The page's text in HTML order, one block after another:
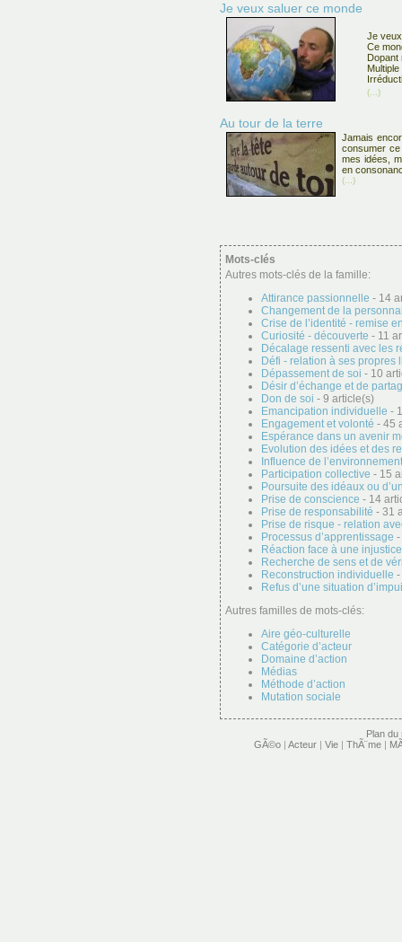
Je veux saluer ce monde
Je
Ce
Dopant
Multiple
(...)
Au tour de la terre
Jamais
consumer
mes idées,
en
(...)
Mots-clés
Autres mots-clés de la famille:
Attirance passionnelle - 14
Changement de la
Crise de l’identité - remise
Curiosité - découverte - 11
Décalage ressenti avec les
Défi - relation à ses propres
Dépassement de soi - 10
Désir d’échange et de
Don de soi - 9 article(s)
Emancipation individuelle -
Engagement et volonté - 45
Espérance dans un avenir
Evolution des idées et des
Influence de
Participation collective - 15
Poursuite des idéaux ou
Prise de conscience - 14
Prise de responsabilité - 31
Prise de risque - relation
Processus d’apprentissage -
Réaction face à une injustice
Recherche de sens et de
Reconstruction individuelle -
Refus d’une situation
Autres familles de mots-clés:
Aire géo-culturelle
Catégorie d’acteur
Domaine d’action
Médias
Méthode d’action
Mutation sociale
Plan du
GÃ©o | Acteur | Vie | ThÃ¨me |